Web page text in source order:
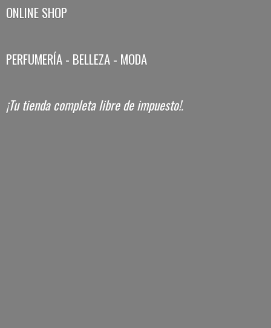
ONLINE SHOP
PERFUMERÍA - BELLEZA - MODA
¡Tu tienda completa librede impuesto!.